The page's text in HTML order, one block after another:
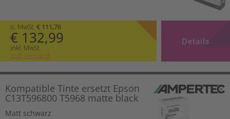
o. MwSt. € 111,76
€ 132,99
inkl. MwSt.
zzgl. Versand
Details
Kompatible Tinte ersetzt Epson
C13T596800 T5968 matte black
Matt schwarz